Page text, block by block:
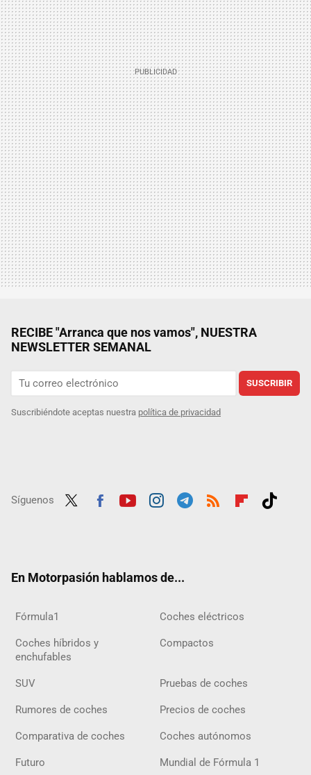
RECIBE "Arranca que nos vamos", NUESTRA
NEWSLETTER SEMANAL
SUSCRIBIR
Suscribiéndote aceptas nuestra política de privacidad
Síguenos
En Motorpasión hablamos de...
Fórmula1 Coches eléctricos
Coches híbridos y
enchufables
Compactos
SUV Pruebas de coches
Rumores de coches Precios de coches
Comparativa de coches Coches autónomos
Futuro Mundial de Fórmula 1